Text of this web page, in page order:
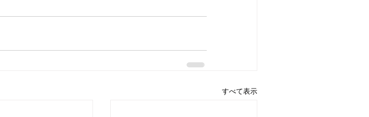
すべて表示